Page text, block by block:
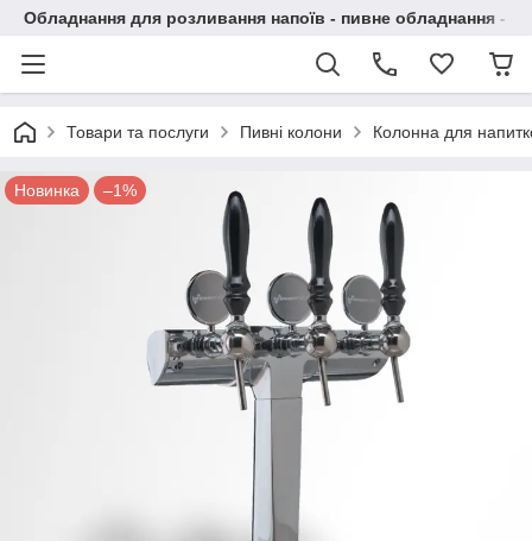
Обладнання для розливання напоїв - пивне обладнання - в
Товари та послуги Пивні колони Колонна для
Новинка –1%